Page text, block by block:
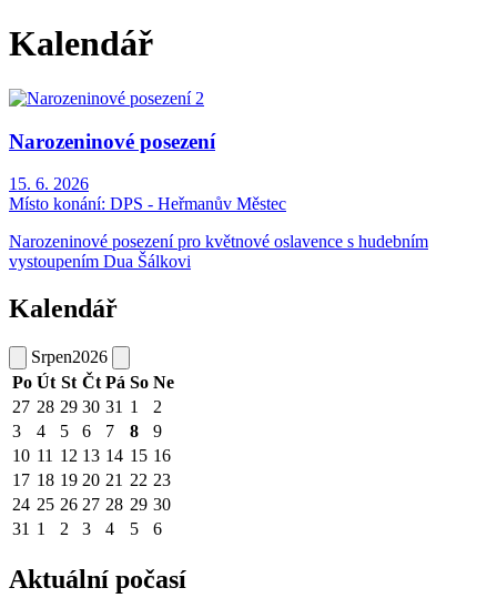
Kalendář
Narozeninové posezení
15. 6. 2026
Místo konání: DPS - Heřmanův Městec
Narozeninové posezení pro květnové oslavence s hudebním
vystoupením Dua Šálkovi
Kalendář
Srpen2026
Po Út St Čt Pá So Ne
27 28 29 30 31 1
2
3
4 5 6 7 8
9
10 11 12 13 14 15 16
17 18 19 20 21 22 23
24 25 26 27 28 29 30
31 1 2 3 4 5 6
Aktuální počasí